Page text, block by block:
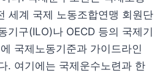
세계 국제 노동조합연맹 회원단
기구(ILO)나 OECD 등의 국제기
국제노동기준과 가이드라인
. 여기에는 국제운수노련과 한